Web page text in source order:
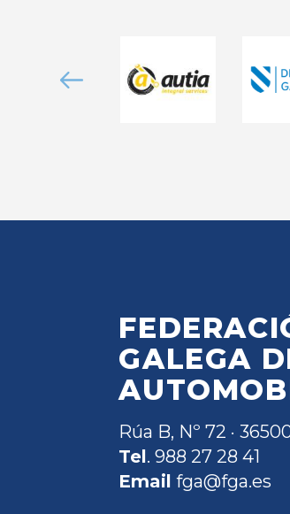
GALEGA
Rúa B, Nº 72 ·
Tel. 988 27 28 41
Email fga@fga.es